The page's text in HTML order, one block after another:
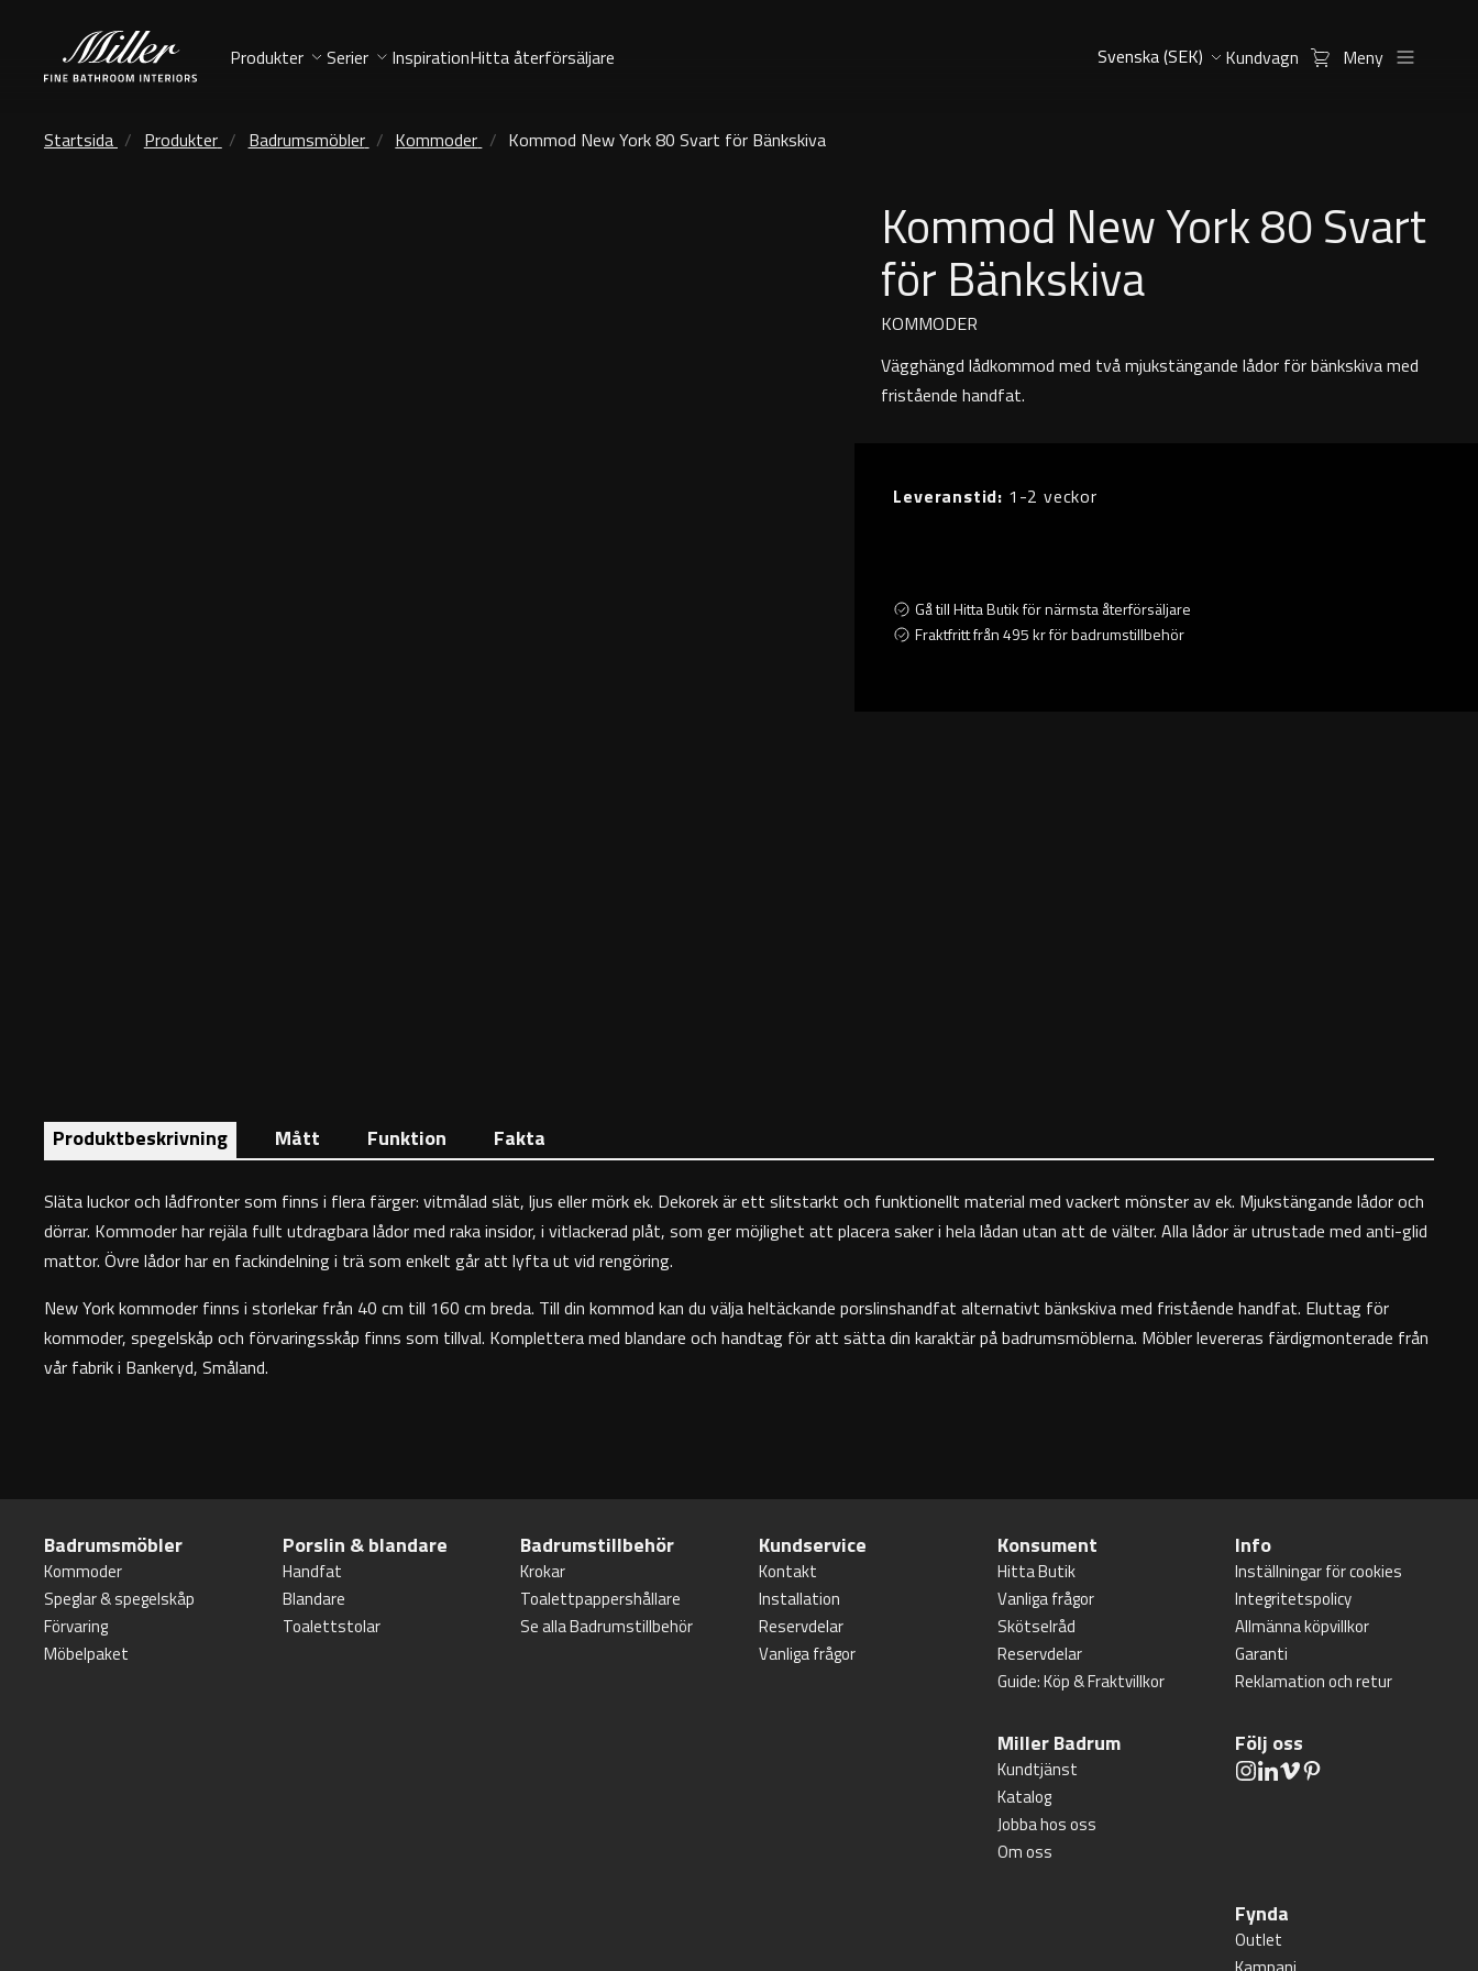
Produkter Serier InspirationHitta återförsäljare Kundvagn Meny
Startsida Produkter Badrumsmöbler Kommoder Kommod New York 80 Svart för Bänkskiva
Kommod New York 80 Svart
för Bänkskiva
KOMMODER
Vägghängd lådkommod med två mjukstängande lådor för bänkskiva med
fristående handfat.
Leveranstid: 1-2 veckor
Gå till Hitta Butik för närmsta återförsäljare
Fraktfritt från 495 kr för badrumstillbehör
Produktbeskrivning Mått Funktion Fakta
Släta luckor och lådfronter som finns i flera färger: vitmålad slät, ljus eller mörk ek. Dekorek är ett slitstarkt och funktionellt material med vackert mönster av ek. Mjukstängande lådor och
dörrar. Kommoder har rejäla fullt utdragbara lådor med raka insidor, i vitlackerad plåt, som ger möjlighet att placera saker i hela lådan utan att de välter. Alla lådor är utrustade med anti-glid
mattor. Övre lådor har en fackindelning i trä som enkelt går att lyfta ut vid rengöring.
New York kommoder finns i storlekar från 40 cm till 160 cm breda. Till din kommod kan du välja heltäckande porslinshandfat alternativt bänkskiva med fristående handfat. Eluttag för
kommoder, spegelskåp och förvaringsskåp finns som tillval. Komplettera med blandare och handtag för att sätta din karaktär på badrumsmöblerna. Möbler levereras färdigmonterade från
vår fabrik i Bankeryd, Småland.
Badrumsmöbler
Kommoder
Speglar & spegelskåp
Förvaring
Möbelpaket
Porslin & blandare
Handfat
Blandare
Toalettstolar
Badrumstillbehör
Krokar
Toalettpappershållare
Se alla Badrumstillbehör
Kundservice
Kontakt
Installation
Reservdelar
Vanliga frågor
Konsument
Hitta Butik
Vanliga frågor
Skötselråd
Reservdelar
Guide: Köp & Fraktvillkor
Info
Inställningar för cookies
Integritetspolicy
Allmänna köpvillkor
Garanti
Reklamation och retur
Miller Badrum
Kundtjänst
Katalog
Jobba hos oss
Om oss
Följ oss
Fynda
Outlet